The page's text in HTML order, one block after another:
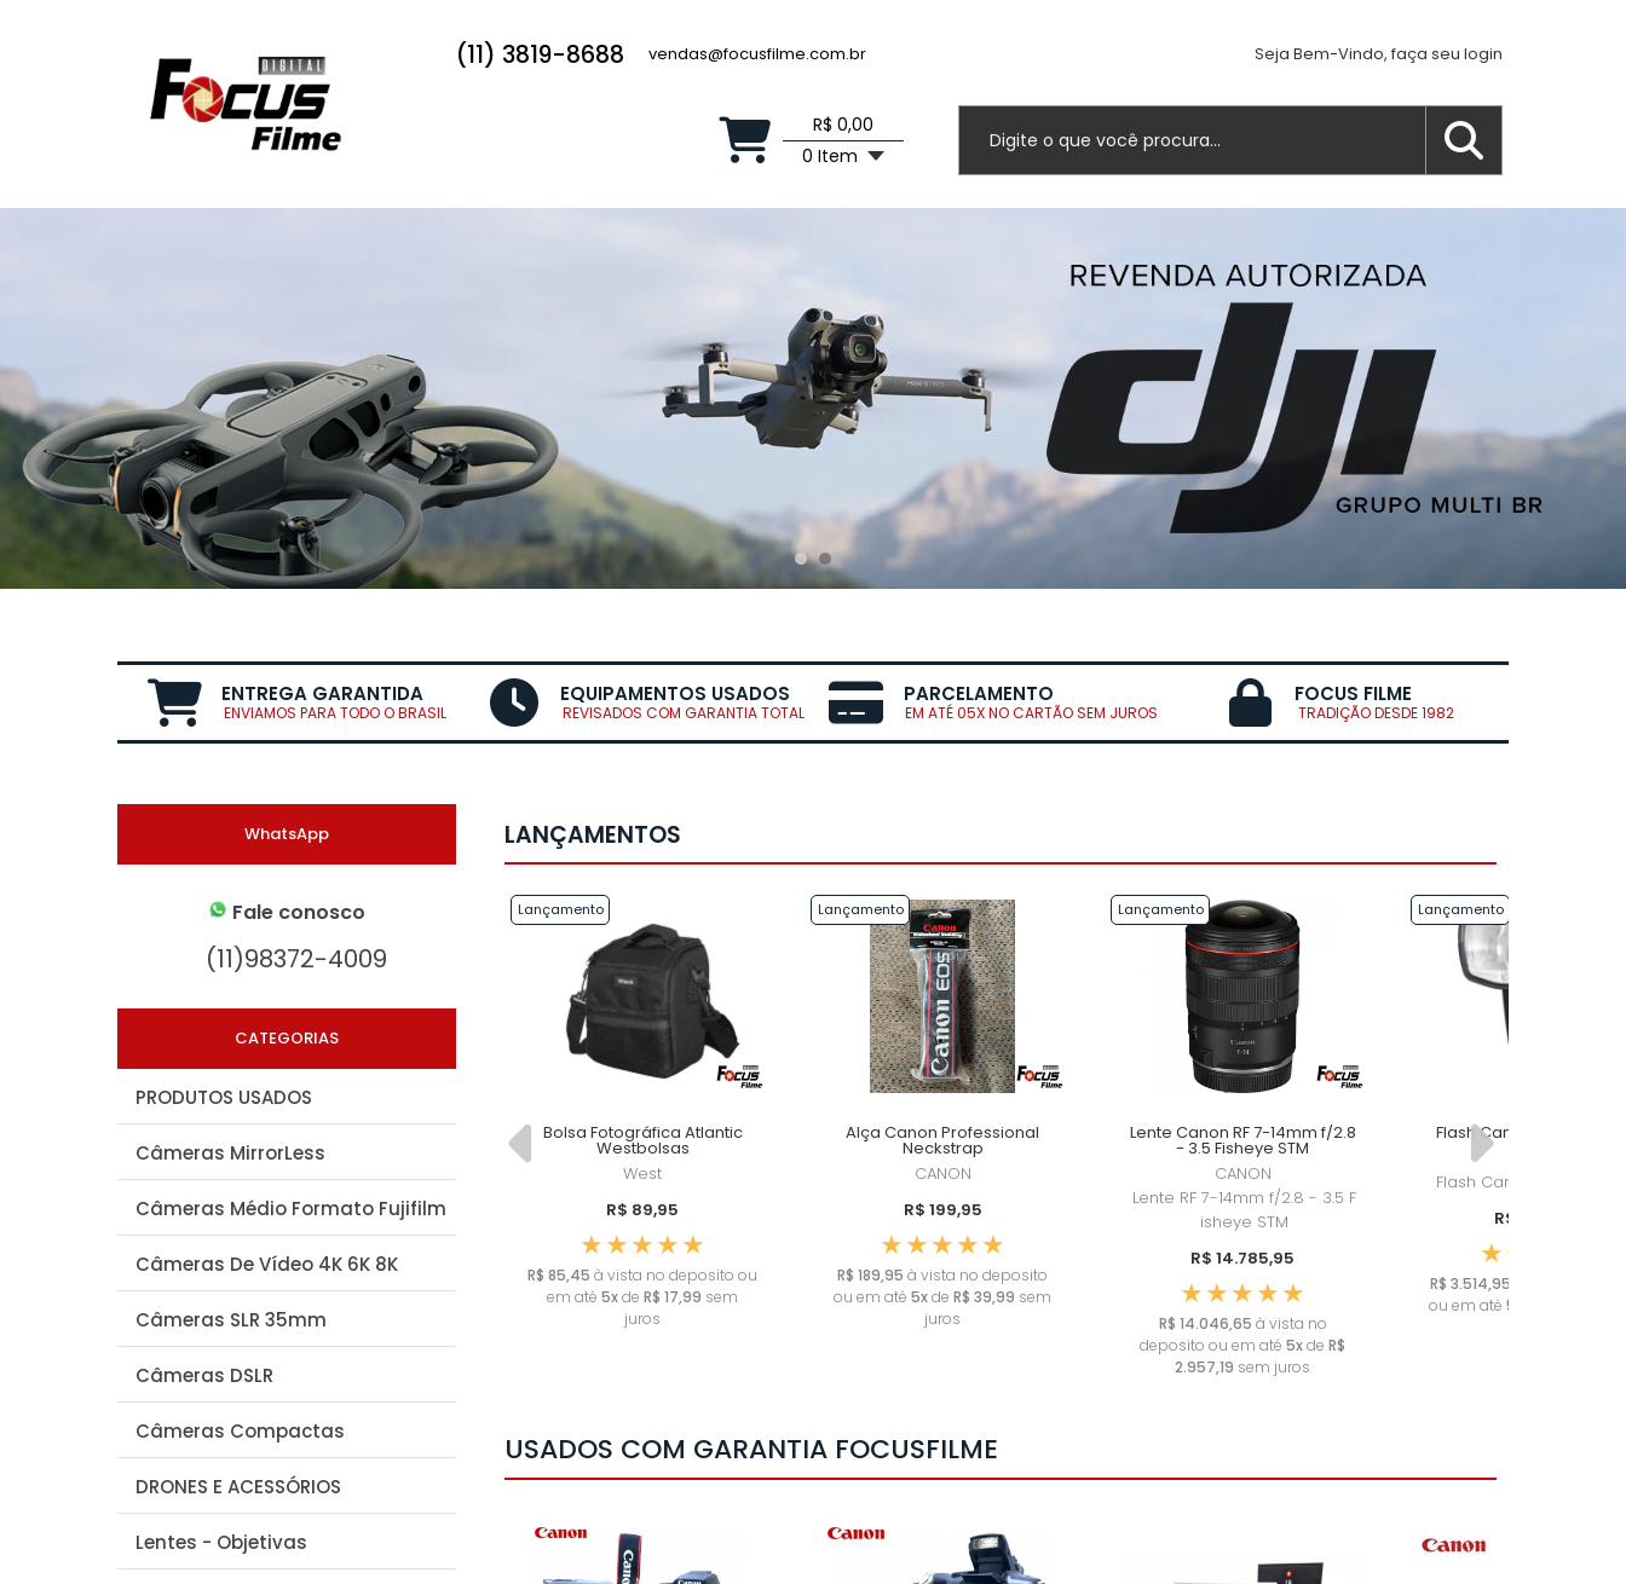
(11) 3819-8688 vendas@focusfilme.com.br Seja Bem-Vindo, faça seu login
R$ 0,00
0 Item
ENTREGA GARANTIDA
ENVIAMOS PARA TODO O BRASIL
EQUIPAMENTOS USADOS
REVISADOS COM GARANTIA TOTAL
PARCELAMENTO
EM ATÉ 05X NO CARTÃO SEM JUROS
FOCUS FILME
TRADIÇÃO DESDE 1982
WhatsApp
Fale conosco
(11)98372-4009
CATEGORIAS
PRODUTOS USADOS
Câmeras MirrorLess
Câmeras Médio Formato Fujifilm
Câmeras De Vídeo 4K 6K 8K
Câmeras SLR 35mm
Câmeras DSLR
Câmeras Compactas
DRONES E ACESSÓRIOS
Lentes - Objetivas
LANÇAMENTOS
Lançamento
Bolsa Fotográfica Atlantic
Westbolsas
West
R$ 89,95
R$ 85,45 à vista no deposito ou
em até 5xde R$ 17,99 sem
juros
Lançamento
Alça Canon Professional
Neckstrap
CANON
R$ 199,95
R$ 189,95 à vista no deposito
ou em até 5xde R$ 39,99 sem
juros
Lançamento
Lente Canon RF 7-14mm f/2.8
- 3.5 Fisheye STM
CANON
Lente RF 7-14mm f/2.8 - 3.5 F
isheye STM
R$ 14.785,95
R$ 14.046,65 à vista no
deposito ou em até 5xde R$
2.957,19 sem juros
Lançamento
Flash Canon Speedlite
Flash Canon Speedlite
R$ 3.699,95
R$ 3.514,95
ou em até 5x
Lançamento
Lente Nikon Nikkor Z 24-
105mm f/ 4-7.1
NIKON
Lente Nikkor Z 24-105mm f/ 4
-7.1
R$ 4.258,95
R$ 4.046,00
deposito ou em até5xdeR$
USADOS COM GARANTIA FOCUSFILME